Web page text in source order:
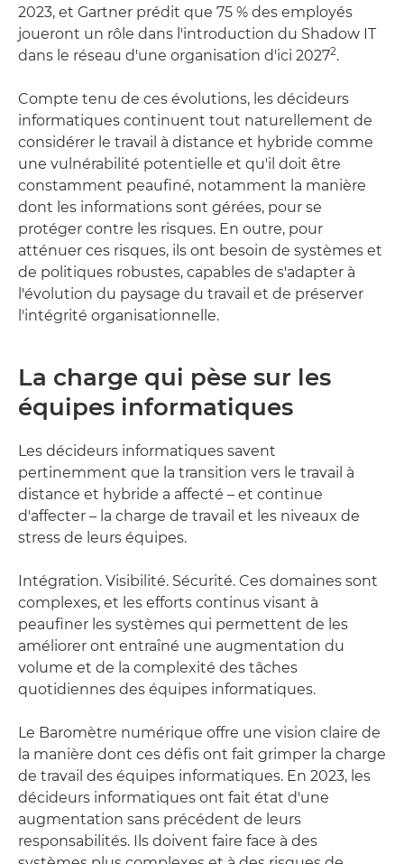
2023, et Gartner prédit que 75 % des employés
joueront un rôle dans l'introduction du Shadow IT
dans le réseau d'une organisation d'ici 20272.
Compte tenu de ces évolutions, les décideurs
informatiques continuent tout naturellement de
considérer le travail à distance et hybride comme
une vulnérabilité potentielle et qu'il doit être
constamment peaufiné, notamment la manière
dont les informations sont gérées, pour se
protéger contre les risques. En outre, pour
atténuer ces risques, ils ont besoin de systèmes et
de politiques robustes, capables de s'adapter à
l'évolution du paysage du travail et de préserver
l'intégrité organisationnelle.
La charge qui pèse sur les
équipes informatiques
Les décideurs informatiques savent
pertinemment que la transition vers le travail à
distance et hybride a affecté – et continue
d'affecter – la charge de travail et les niveaux de
stress de leurs équipes.
Intégration. Visibilité. Sécurité. Ces domaines sont
complexes, et les efforts continus visant à
peaufiner les systèmes qui permettent de les
améliorer ont entraîné une augmentation du
volume et de la complexité des tâches
quotidiennes des équipes informatiques.
Le Baromètre numérique offre une vision claire de
la manière dont ces défis ont fait grimper la charge
de travail des équipes informatiques. En 2023, les
décideurs informatiques ont fait état d'une
augmentation sans précédent de leurs
responsabilités. Ils doivent faire face à des